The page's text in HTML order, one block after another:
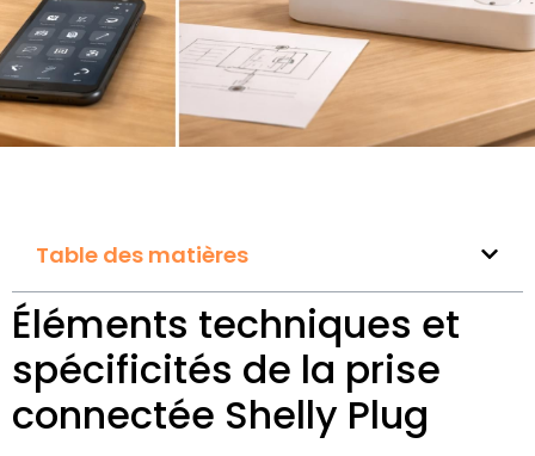
Table des matières
Éléments techniques et
spécificités de la prise
connectée Shelly Plug